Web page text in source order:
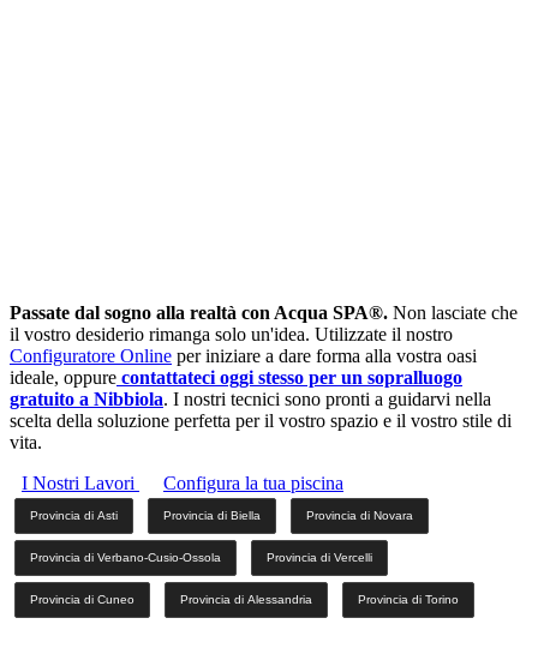
Passate dal sogno alla realtà con Acqua SPA®. Non lasciate che
il vostro desiderio rimanga solo un'idea. Utilizzate il nostro
Configuratore Online per iniziare a dare forma alla vostra oasi
ideale, oppure contattateci oggi stesso per un sopralluogo
gratuito a Nibbiola. I nostri tecnici sono pronti a guidarvi nella
scelta della soluzione perfetta per il vostro spazio e il vostro stile di
vita.
I Nostri Lavori
Configura la tua piscina
Provincia di Asti Provincia di Biella Provincia di Novara
Provincia di Verbano-Cusio-Ossola Provincia di Vercelli
Provincia di Cuneo Provincia di Alessandria Provincia di Torino